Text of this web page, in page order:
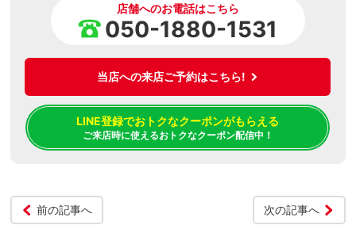
店舗へのお電話はこちら
050-1880-1531
当店への来店ご予約はこちら!
LINE登録でおトクなクーポンがもらえる
ご来店時に使えるおトクなクーポン配信中！
前の記事へ 次の記事へ